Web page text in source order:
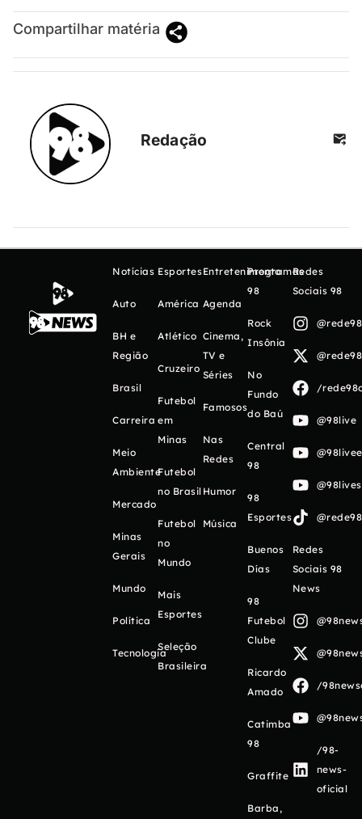
Compartilhar matéria
Redação
Notícias
Auto
BH e
Região
Brasil
Carreira
Meio
Ambiente
Mercado
Minas
Gerais
Mundo
Política
Tecnologia
Esportes
América
Atlético
Cruzeiro
Futebol
em
Minas
Futebol
no Brasil
Futebol
no
Mundo
Mais
Esportes
Seleção
Brasileira
Entretenimento
Agenda
Cinema,
TV e
Séries
Famosos
Nas
Redes
Humor
Música
Programas
98
Rock
Insônia
No
Fundo
do Baú
Central
98
98
Esportes
Buenos
Días
98
Futebol
Clube
Ricardo
Amado
Catimba
98
Graffite
Barba,
Redes
Sociais 98
/
@98live
Redes
Sociais 98
News
/
/98-
news-
oficial